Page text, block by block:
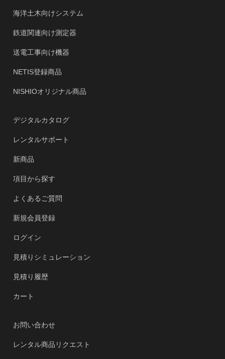
海洋土木向けシステム
鉄道関連向け測定器
送電工事向け機器
NETIS登録商品
NISHIOオリジナル商品
デジタルカタログ
レンタルサポート
新商品
項目から探す
よくあるご質問
新規会員登録
ログイン
見積りシミュレーション
見積り履歴
カート
お問い合わせ
レンタル商品リクエスト